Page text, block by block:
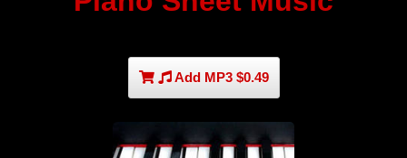
Add MP3 $0.49